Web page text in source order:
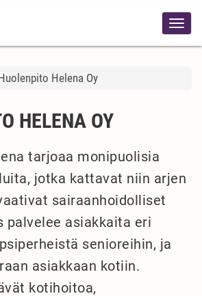
Helena Oy
HELENA OY
tarjoaa monipuolisia
jotka kattavat niin arjen
sairaanhoidolliset
palvelee asiakkaita eri
senioreihin, ja
asiakkaan kotiin.
kotihoitoa,